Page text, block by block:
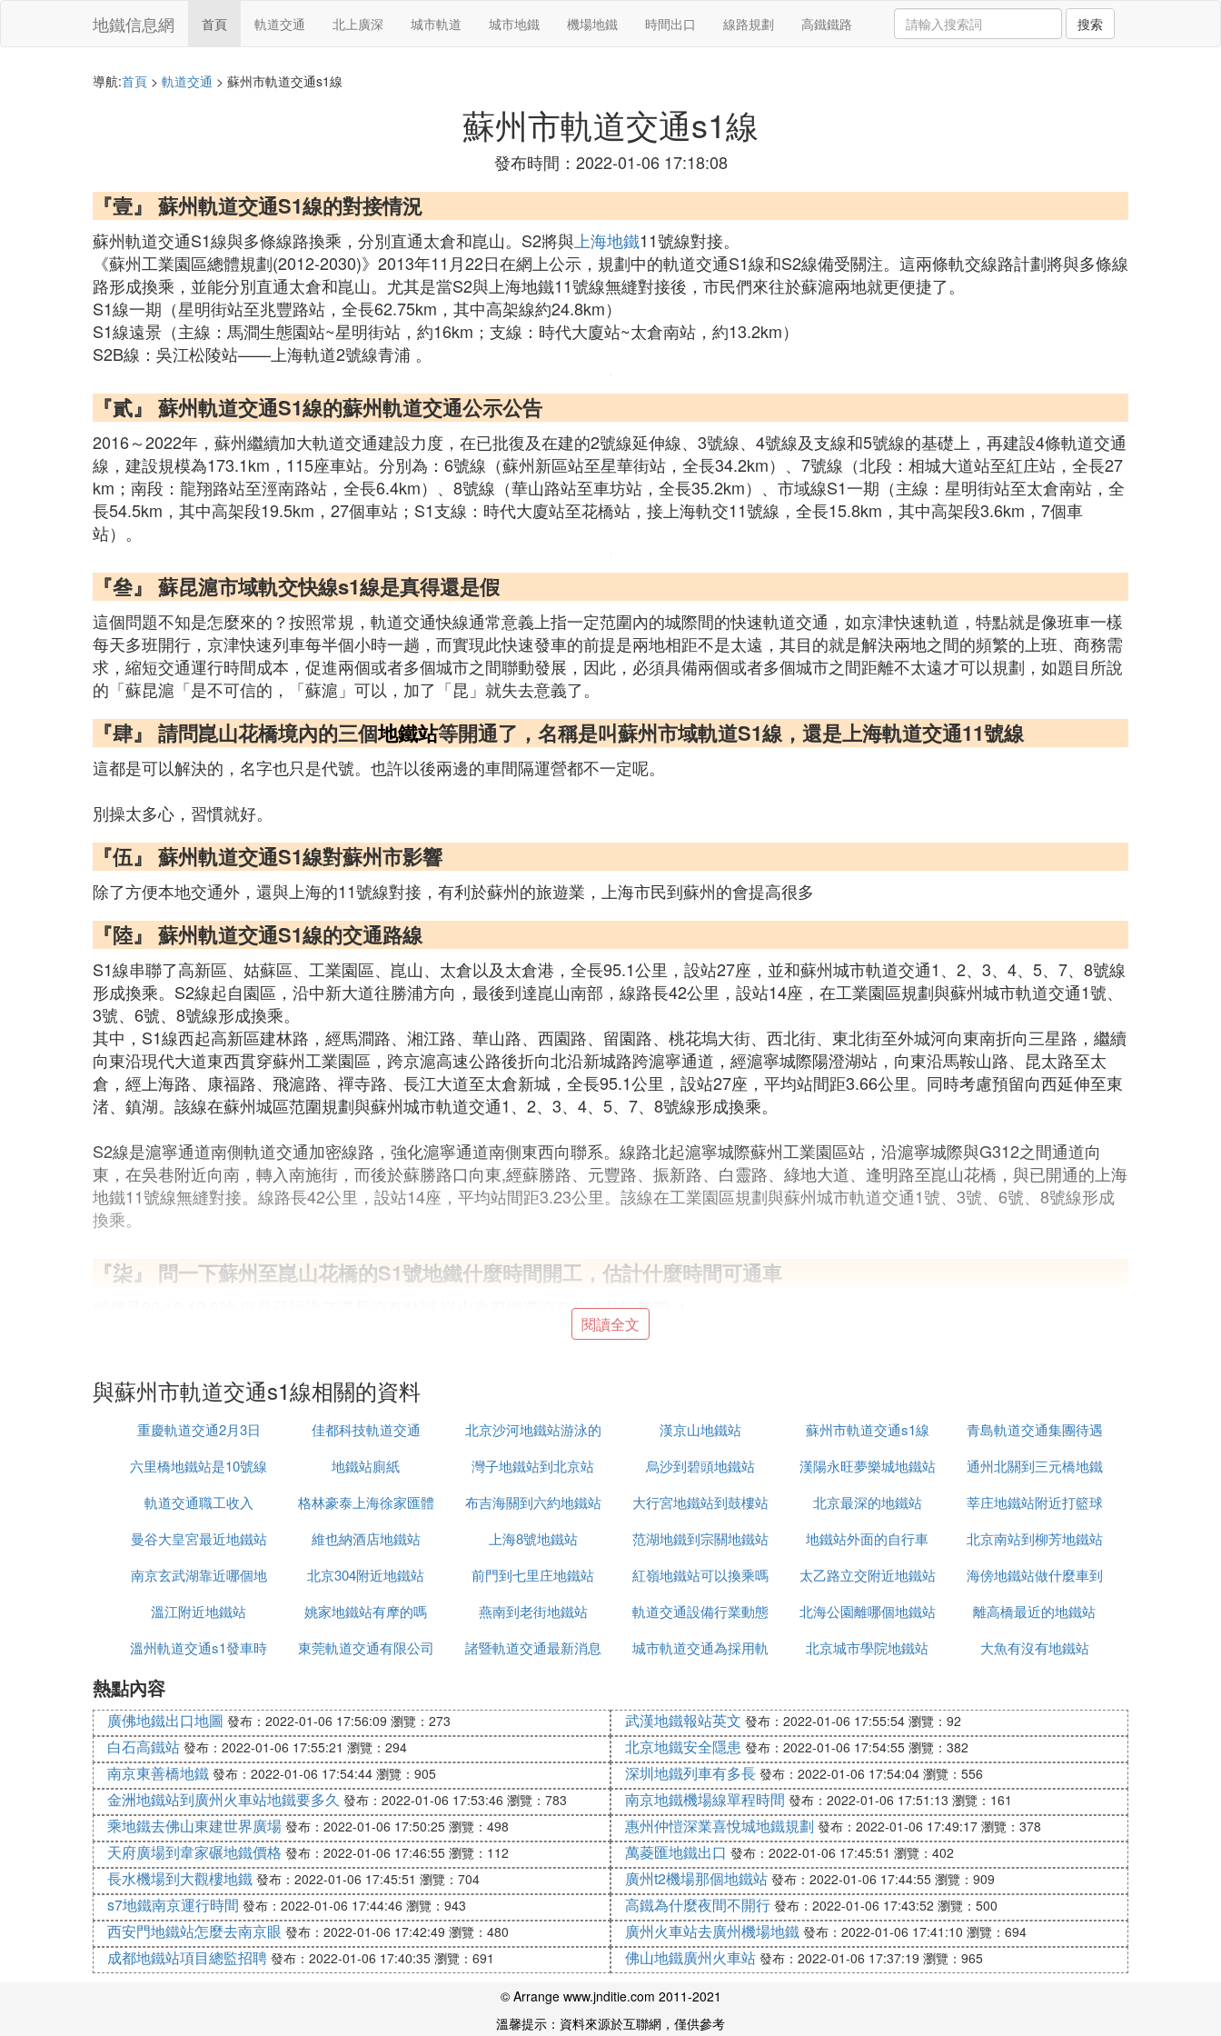
地鐵信息網 首頁 軌道交通 北上廣深 城市軌道 城市地鐵 機場地鐵 時間出口 線路規劃 高鐵鐵路 搜索
導航:首頁 > 軌道交通 > 蘇州市軌道交通s1線
蘇州市軌道交通s1線
發布時間：2022-01-06 17:18:08
『壹』 蘇州軌道交通S1線的對接情況
蘇州軌道交通S1線與多條線路換乘，分別直通太倉和崑山。S2將與 上海地鐵11號線對接。
《蘇州工業園區總體規劃(2012-2030)》2013年11月22日在網上公示，規劃中的軌道交通S1線和S2線備受關注。這兩條軌交線路計劃將與多條線
路形成換乘，並能分別直通太倉和崑山。尤其是當S2與上海地鐵11號線無縫對接後，市民們來往於蘇滬兩地就更便捷了。
S1線一期（星明街站至兆豐路站，全長62.75km，其中高架線約24.8km）
S1線遠景（主線：馬澗生態園站~星明街站，約16km；支線：時代大廈站~太倉南站，約13.2km）
S2B線：吳江松陵站——上海軌道2號線青浦 。
『貳』 蘇州軌道交通S1線的蘇州軌道交通公示公告
2016～2022年，蘇州繼續加大軌道交通建設力度，在已批復及在建的2號線延伸線、3號線、4號線及支線和5號線的基礎上，再建設4條軌道交通
線，建設規模為173.1km，115座車站。分別為：6號線（蘇州新區站至星華街站，全長34.2km）、7號線（北段：相城大道站至紅庄站，全長27
km；南段：龍翔路站至涇南路站，全長6.4km）、8號線（華山路站至車坊站，全長35.2km）、市域線S1一期（主線：星明街站至太倉南站，全
長54.5km，其中高架段19.5km，27個車站；S1支線：時代大廈站至花橋站，接上海軌交11號線，全長15.8km，其中高架段3.6km，7個車
站）。
『叄』 蘇昆滬市域軌交快線s1線是真得還是假
這個問題不知是怎麼來的？按照常規，軌道交通快線通常意義上指一定范圍內的城際間的快速軌道交通，如京津快速軌道，特點就是像班車一樣
每天多班開行，京津快速列車每半個小時一趟，而實現此快速發車的前提是兩地相距不是太遠，其目的就是解決兩地之間的頻繁的上班、商務需
求，縮短交通運行時間成本，促進兩個或者多個城市之間聯動發展，因此，必須具備兩個或者多個城市之間距離不太遠才可以規劃，如題目所說
的「蘇昆滬「是不可信的，「蘇滬」可以，加了「昆」就失去意義了。
『肆』 請問崑山花橋境內的三個地鐵站等開通了，名稱是叫蘇州市域軌道S1線，還是上海軌道交通11號線
這都是可以解決的，名字也只是代號。也許以後兩邊的車間隔運營都不一定呢。
別操太多心，習慣就好。
『伍』 蘇州軌道交通S1線對蘇州市影響
除了方便本地交通外，還與上海的11號線對接，有利於蘇州的旅遊業，上海市民到蘇州的會提高很多
『陸』 蘇州軌道交通S1線的交通路線
S1線串聯了高新區、姑蘇區、工業園區、崑山、太倉以及太倉港，全長95.1公里，設站27座，並和蘇州城市軌道交通1、2、3、4、5、7、8號線
形成換乘。S2線起自園區，沿中新大道往勝浦方向，最後到達崑山南部，線路長42公里，設站14座，在工業園區規劃與蘇州城市軌道交通1號、
3號、6號、8號線形成換乘。
其中，S1線西起高新區建林路，經馬澗路、湘江路、華山路、西園路、留園路、桃花塢大街、西北街、東北街至外城河向東南折向三星路，繼續
向東沿現代大道東西貫穿蘇州工業園區，跨京滬高速公路後折向北沿新城路跨滬寧通道，經滬寧城際陽澄湖站，向東沿馬鞍山路、昆太路至太
倉，經上海路、康福路、飛滬路、禪寺路、長江大道至太倉新城，全長95.1公里，設站27座，平均站間距3.66公里。同時考慮預留向西延伸至東
渚、鎮湖。該線在蘇州城區范圍規劃與蘇州城市軌道交通1、2、3、4、5、7、8號線形成換乘。
S2線是滬寧通道南側軌道交通加密線路，強化滬寧通道南側東西向聯系。線路北起滬寧城際蘇州工業園區站，沿滬寧城際與G312之間通道向
東，在吳巷附近向南，轉入南施街，而後於蘇勝路口向東,經蘇勝路、元豐路、振新路、白靈路、綠地大道、逢明路至崑山花橋，與已開通的上海
地鐵11號線無縫對接。線路長42公里，設站14座，平均站間距3.23公里。該線在工業園區規劃與蘇州城市軌道交通1號、3號、6號、8號線形成
換乘。
『柒』 問一下蘇州至崑山花橋的S1號地鐵什麼時間開工，估計什麼時間可通車
網傳是20.16 12.3號 但是已經過了還是沒有動靜 崑山政府網還沒有公布具體時間 ！
為加快我市轉型升級步伐，優化我市城市交通出行結構，並為蘇州市第三輪軌道交通建設規劃編制提供依據，我局聯合蘇州市規劃局共同委託中
根據規劃成果，蘇州市域軌道交通S1線自蘇州城市軌道交通3號線夷亭路站引出，經蘇州工業園區至崑山，在崑山境內大致走向為沿前進路向
東，至東部新城後向南經滬寧
高鐵花橋站至陸家，再向東與上海軌道11號線花橋站換乘。蘇州市域軌道交通S1線在崑山境內長度約36公里，均
採用地下方式敷設，共設站26座車站，平均站間距1.38公里。S1線設置車輛段和停車場各一處，其中車輛段位於高新區婁江以南，京滬鐵路以
北，京滬高速鐵路以西區域；停車場位於花橋開發區312國道以北、滬寧高速公路以南，沿滬大道以西區域。
通S1線的工可設計、初步設計和施工圖設計等相關工作。
此外，目前蘇州市域軌道交通S1線工程已納入蘇州軌道交通第三輪建設規劃，並正在報送江蘇省發改委和國家發改委審批，市委市政府對這一民
建設辦公室，電話：50360521。
『捌』 蘇州軌道交通S1線的規劃建設
蘇州市域S1線，在「很久以前」的規劃中，有兩條線：一條北線（主線）；一條南線（支線）。北線原本走向是太倉，但是經過崑山前進路，南
線去往花橋，與上海11號線對接。——這都是以前的規劃。
從今日蘇州園區的公示稿來看，蘇州市域S1線，彷彿已經不分南北線了，只有一條去往太倉的線。去往花橋與上海11號線對接則將另外通過S2
線實現。
說明：
1.圖中紫色虛線為「蘇州市域S1線」（沒有畫上與崑山軌交1號線並線的那部分）；
2.橙色實線為「崑山軌道交通2號線」（有人誤稱它為S2，S這個字母不能隨便用，它指市域），圖中未畫全線路，敬請期待崑山搜房網下一期關
於崑山軌交2號線的主題報道；
3.紅色實線為「崑山軌道交通1號線」（2013年11月21日確定出爐的只有沿前進路橫向一段的6個站台）。
4.此圖的製作，基本根據崑山市規劃局的官方文件，蘇州方面並沒有明確資料。
正在建設的上海軌道交通11號線主線從嘉定新城到浦東三林，支線在西北段上連接上海國際賽車場和安亭汽車城。工程2012年開工建設，計劃2
011年建成通車。軌道交通11號線的嘉定北站距離太倉陸渡鎮僅6.5公里，支線安亭站更是和崑山花橋零距離，日前，上海市城鄉建設和交通委員
會主任黃融透露，上海軌道交通正在籌劃與江蘇實現連通。而《蘇州市綜合交通規劃(2007-2020)》中也提到，蘇州將建3條市域軌道，1條通往
無錫碩放機場；另外2條市域S1線和市域S2B線，都和上海城市軌道相對接。其中S1線將從滬寧城際鐵路園區唯亭站往東經過崑山後分為兩支，
主線經太倉與上海市域軌道R3線在嘉定相接，支線經花橋與上海市域軌道地鐵11號線安亭支線對接；S2B線將經蘇嘉城際軌道吳江松陵站往東與
未來長三角交通一體化將包括鐵路、公路、軌道交通，全面一體化。隨著長三角地區城市軌道交通逐步完善，未來跨省連通必將是大勢所趨。
閱讀全文
與蘇州市軌道交通s1線相關的資料
重慶軌道交通2月3日 佳都科技軌道交通
北京沙河地鐵站游泳的
地兒
漢京山地鐵站 蘇州市軌道交通s1線
青島軌道交通集團待遇
怎麼樣
六里橋地鐵站是10號線 地鐵站廁紙 灣子地鐵站到北京站 烏沙到碧頭地鐵站 漢陽永旺夢樂城地鐵站
通州北關到三元橋地鐵
站
軌道交通職工收入
格林豪泰上海徐家匯體
育館地鐵站貝殼酒店
布吉海關到六約地鐵站 大行宮地鐵站到鼓樓站 北京最深的地鐵站
莘庄地鐵站附近打籃球
的地方
曼谷大皇宮最近地鐵站 維也納酒店地鐵站 上海8號地鐵站 范湖地鐵到宗關地鐵站 地鐵站外面的自行車
北京南站到柳芳地鐵站
南京玄武湖靠近哪個地
鐵站
北京304附近地鐵站 前門到七里庄地鐵站 紅嶺地鐵站可以換乘嗎 太乙路立交附近地鐵站
海傍地鐵站做什麼車到
亞運小學
溫江附近地鐵站 姚家地鐵站有摩的嗎 燕南到老街地鐵站 軌道交通設備行業動態
北海公園離哪個地鐵站
最近
離高橋最近的地鐵站
溫州軌道交通s1發車時
東莞軌道交通有限公司
諸暨軌道交通最新消息
城市軌道交通為採用軌
北京城市學院地鐵站 大魚有沒有地鐵站
熱點內容
廣佛地鐵出口地圖 發布：2022-01-06 17:56:09 瀏覽：273 武漢地鐵報站英文 發布：2022-01-06 17:55:54 瀏覽：92
白石高鐵站 發布：2022-01-06 17:55:21 瀏覽：294 北京地鐵安全隱患 發布：2022-01-06 17:54:55 瀏覽：382
南京東善橋地鐵 發布：2022-01-06 17:54:44 瀏覽：905 深圳地鐵列車有多長 發布：2022-01-06 17:54:04 瀏覽：556
金洲地鐵站到廣州火車站地鐵要多久 發布：2022-01-06 17:53:46 瀏覽：783 南京地鐵機場線單程時間 發布：2022-01-06 17:51:13 瀏覽：161
乘地鐵去佛山東建世界廣場 發布：2022-01-06 17:50:25 瀏覽：498 惠州仲愷深業喜悅城地鐵規劃 發布：2022-01-06 17:49:17 瀏覽：378
天府廣場到韋家碾地鐵價格 發布：2022-01-06 17:46:55 瀏覽：112 萬菱匯地鐵出口 發布：2022-01-06 17:45:51 瀏覽：402
長水機場到大觀樓地鐵 發布：2022-01-06 17:45:51 瀏覽：704 廣州t2機場那個地鐵站 發布：2022-01-06 17:44:55 瀏覽：909
s7地鐵南京運行時間 發布：2022-01-06 17:44:46 瀏覽：943 高鐵為什麼夜間不開行 發布：2022-01-06 17:43:52 瀏覽：500
西安門地鐵站怎麼去南京眼 發布：2022-01-06 17:42:49 瀏覽：480 廣州火車站去廣州機場地鐵 發布：2022-01-06 17:41:10 瀏覽：694
成都地鐵站項目總監招聘 發布：2022-01-06 17:40:35 瀏覽：691 佛山地鐵廣州火車站 發布：2022-01-06 17:37:19 瀏覽：965
© Arrange www.jnditie.com 2011-2021
溫馨提示：資料來源於互聯網，僅供參考